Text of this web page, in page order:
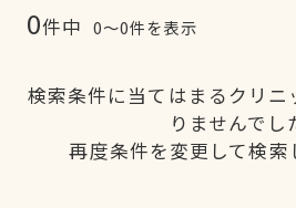
0件中 0〜0件を表示
検索条件に当てはまるクリニ
りませんでし
再度条件を変更して検索